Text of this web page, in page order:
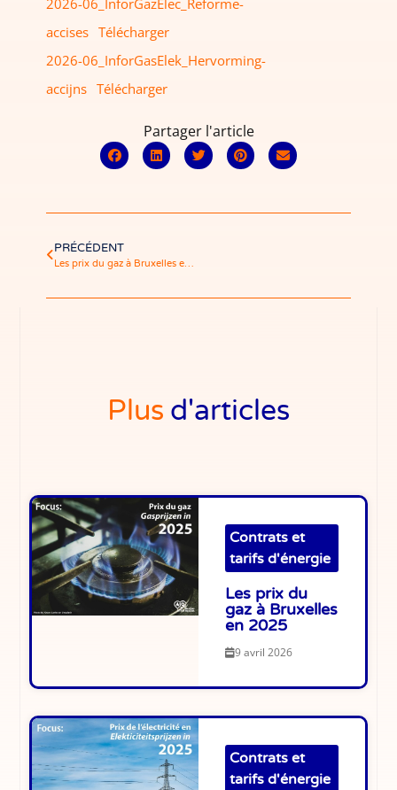
accises Télécharger
2026-06_InforGasElek_Hervorming-
accijns Télécharger
Partager l'article
PRÉCÉDENT
Les prix du gaz à Bruxelles en 2025
Plus d'articles
Contrats et
tarifs d'énergie
Les prix du
gaz à Bruxelles
en 2025
9 avril 2026
Contrats et
tarifs d'énergie